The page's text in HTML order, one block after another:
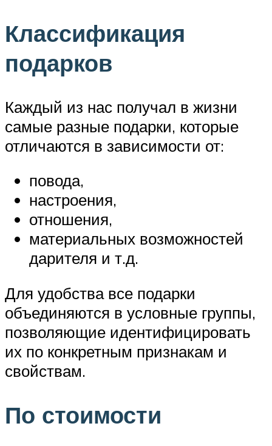
Классификация
подарков
Каждый из нас получал в жизни
самые разные подарки, которые
отличаются в зависимости от:
повода,
настроения,
отношения,
материальных возможностей
дарителя и т.д.
Для удобства все подарки
объединяются в условные группы,
позволяющие идентифицировать
их по конкретным признакам и
свойствам.
По стоимости